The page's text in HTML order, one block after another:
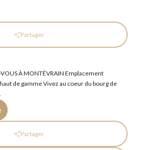
Partager
À MONTÉVRAIN Emplacement
de gamme Vivez au coeur du bourg de
Partager